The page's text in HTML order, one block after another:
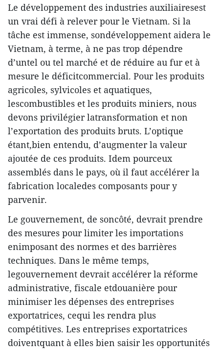
Le développement des industries auxiliairesest
un vrai défi à relever pour le Vietnam. Si la
tâche est immense, sondéveloppement aidera le
Vietnam, à terme, à ne pas trop dépendre
d’untel ou tel marché et de réduire au fur et à
mesure le déficitcommercial. Pour les produits
agricoles, sylvicoles et aquatiques,
lescombustibles et les produits miniers, nous
devons privilégier latransformation et non
l’exportation des produits bruts. L’optique
étant,bien entendu, d’augmenter la valeur
ajoutée de ces produits. Idem pourceux
assemblés dans le pays, où il faut accélérer la
fabrication localedes composants pour y
parvenir.
Le gouvernement, de soncôté, devrait prendre
des mesures pour limiter les importations
enimposant des normes et des barrières
techniques. Dans le même temps,
legouvernement devrait accélérer la réforme
administrative, fiscale etdouanière pour
minimiser les dépenses des entreprises
exportatrices, cequi les rendra plus
compétitives. Les entreprises exportatrices
doiventquant à elles bien saisir les opportunités